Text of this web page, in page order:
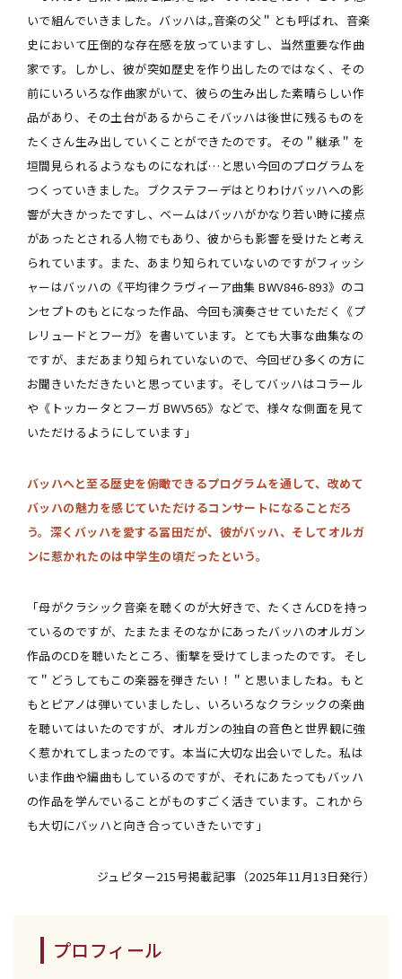
いで組んでいきました。バッハは„音楽の父＂とも呼ばれ、音楽
史において圧倒的な存在感を放っていますし、当然重要な作曲
家です。しかし、彼が突如歴史を作り出したのではなく、その
前にいろいろな作曲家がいて、彼らの生み出した素晴らしい作
品があり、その土台があるからこそバッハは後世に残るものを
たくさん生み出していくことができたのです。その＂継承＂を
垣間見られるようなものになれば…と思い今回のプログラムを
つくっていきました。ブクステフーデはとりわけバッハへの影
響が大きかったですし、ベームはバッハがかなり若い時に接点
があったとされる人物でもあり、彼からも影響を受けたと考え
られています。また、あまり知られていないのですがフィッシ
ャーはバッハの《平均律クラヴィーア曲集 BWV846-893》のコ
ンセプトのもとになった作品、今回も演奏させていただく《プ
レリュードとフーガ》を書いています。とても大事な曲集なの
ですが、まだあまり知られていないので、今回ぜひ多くの方に
お聞きいただきたいと思っています。そしてバッハはコラール
や《トッカータとフーガ BWV565》などで、様々な側面を見て
いただけるようにしています」
バッハへと至る歴史を俯瞰できるプログラムを通して、改めて
バッハの魅力を感じていただけるコンサートになることだろ
う。深くバッハを愛する冨田だが、彼がバッハ、そしてオルガ
ンに惹かれたのは中学生の頃だったという。
「母がクラシック音楽を聴くのが大好きで、たくさんCDを持っ
ているのですが、たまたまそのなかにあったバッハのオルガン
作品のCDを聴いたところ、衝撃を受けてしまったのです。そし
て＂どうしてもこの楽器を弾きたい！＂と思いましたね。もと
もとピアノは弾いていましたし、いろいろなクラシックの楽曲
を聴いてはいたのですが、オルガンの独自の音色と世界観に強
く惹かれてしまったのです。本当に大切な出会いでした。私は
いま作曲や編曲もしているのですが、それにあたってもバッハ
の作品を学んでいることがものすごく活きています。これから
も大切にバッハと向き合っていきたいです」
ジュピター215号掲載記事（2025年11月13日発行）
プロフィール